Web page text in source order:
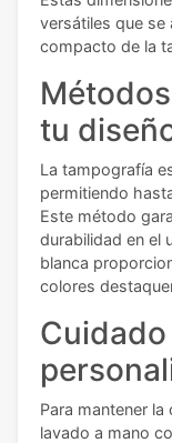
versátiles que
compacto de la
tu
La tampografía
permitiendo
Este método
durabilidad en el
blanca
colores
Para mantener
lavado a mano